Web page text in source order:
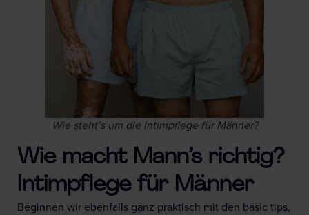
Wie steht’s um die Intimpflege für Männer?
Wie macht Mann’s richtig?
Intimpflege für Männer
Beginnen wir ebenfalls ganz praktisch mit den basic tips,